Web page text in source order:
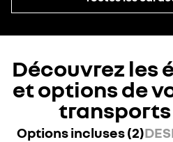
Découvrez les
et options de
Options incluses (2)